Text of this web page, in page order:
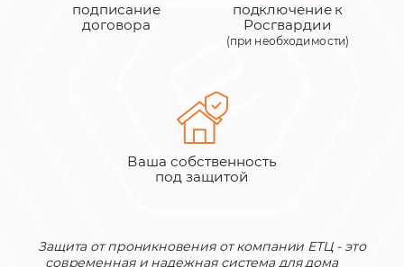
подписание
договора
подключение к
Росгвардии
(при необходимости)
Ваша собственность
под защитой
Защита от проникновения от компании ЕТЦ - это
современная и надежная система для дома